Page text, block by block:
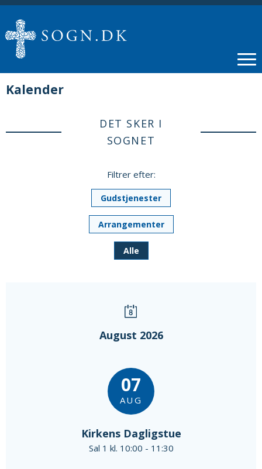
Kalender
DET SKER I
SOGNET
Filtrer efter:
Gudstjenester
Arrangementer
Alle
August 2026
07
AUG
Kirkens Dagligstue
Sal 1 kl. 10:00 - 11:30